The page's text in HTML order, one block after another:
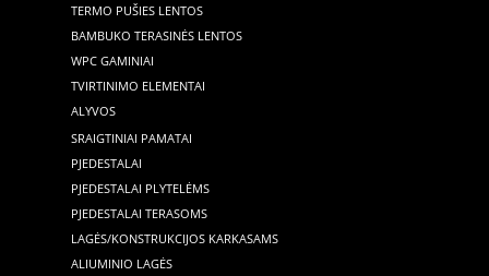
TERMO PUŠIES LENTOS
BAMBUKO TERASINĖS LENTOS
WPC GAMINIAI
TVIRTINIMO ELEMENTAI
ALYVOS
SRAIGTINIAI PAMATAI
PJEDESTALAI
PJEDESTALAI PLYTELĖMS
PJEDESTALAI TERASOMS
LAGĖS/KONSTRUKCIJOS KARKASAMS
ALIUMINIO LAGĖS